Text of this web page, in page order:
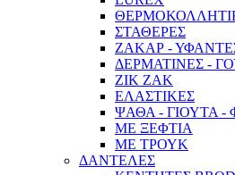
ΣΤΑΘΕΡΕΣ
ΖΑΚΑΡ -
ΔΕΡΜΑΤΙΝΕΣ -
ΖΙΚ ΖΑΚ
ΕΛΑΣΤΙΚΕΣ
ΨΑΘΑ - ΓΙΟΥΤΑ -
ΜΕ ΞΕΦΤΙΑ
ΜΕ ΤΡΟΥΚ
ΔΑΝΤΕΛΕΣ